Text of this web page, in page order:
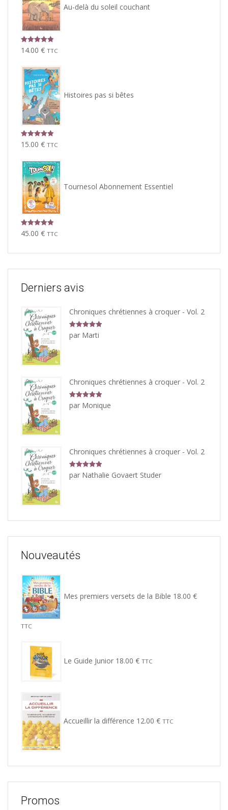
Au-delà du soleil couchant
Note5.00
14.00 € TTC
Histoires pas si bêtes
Note 5.00
15.00 € TTC
Tournesol Abonnement Essentiel
Note 5.00
45.00 € TTC
Derniers avis
Chroniques chrétiennes à croquer - Vol. 2
5 sur
5
par Marti
Chroniques chrétiennes à croquer - Vol. 2
5 sur
5
par Monique
Chroniques chrétiennes à croquer - Vol. 2
5 sur
5
par Nathalie Govaert Studer
Nouveautés
Mes premiers versets de la Bible 18.00 €
TTC
Le Guide Junior 18.00 € TTC
Accueillir la différence 12.00 € TTC
Promos